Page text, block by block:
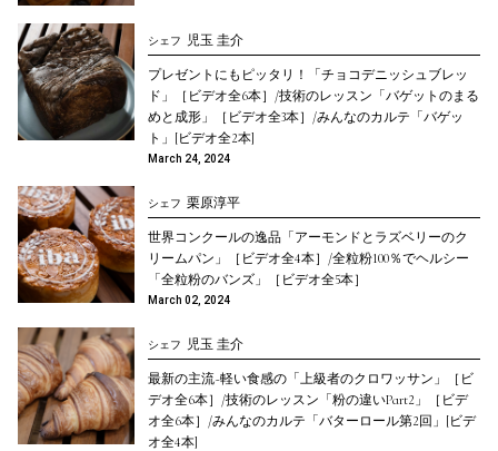
シェフ 児玉 圭介
プレゼントにもピッタリ！「チョコデニッシュブレッ
ド」［ビデオ全6本］/技術のレッスン「バゲットのまる
めと成形」［ビデオ全3本］/みんなのカルテ「バゲッ
ト」[ビデオ全2本]
March 24, 2024
シェフ 栗原淳平
世界コンクールの逸品「アーモンドとラズベリーのク
リームパン」［ビデオ全4本］/全粒粉100％でヘルシー
「全粒粉のバンズ」［ビデオ全5本］
March 02, 2024
シェフ 児玉 圭介
最新の主流~軽い食感の「上級者のクロワッサン」［ビ
デオ全6本］/技術のレッスン「粉の違いPart2」［ビデ
オ全6本］/みんなのカルテ「バターロール第2回」[ビデ
オ全4本]